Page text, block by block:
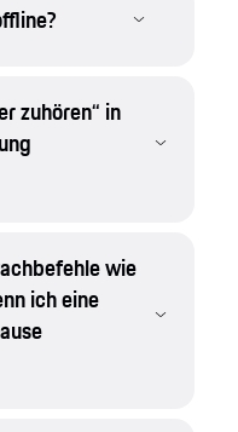
zuhören“ in
wie
ich eine